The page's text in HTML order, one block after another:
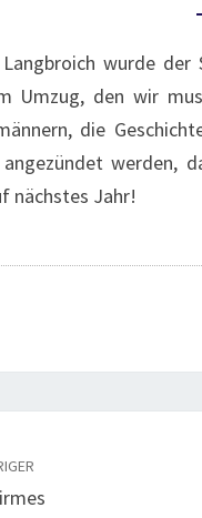
wurde
Umzug, den wir
die
werden,
nächstes Jahr!